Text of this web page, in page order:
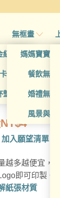
紅包袋
無框畫
媽媽寶寶無
餐飲無框
婚禮無框
風景與藝
NT$4
加入願望清單
越多越便宜，
即可印製。
紙張材質